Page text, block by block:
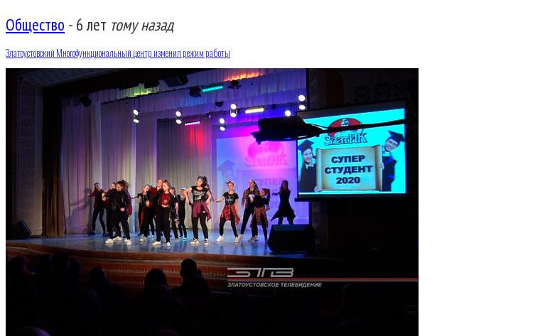
Общество - 6 лет тому назад
Златоустовский Многофункциональный центр изменил режим работы